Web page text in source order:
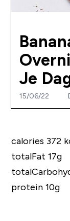
Je
15/06/22
calories 372
totalFat 17g
protein 10g